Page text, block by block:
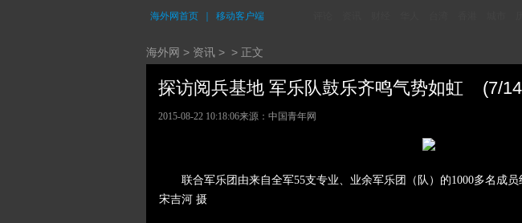
海外网首页 移动客户端
海外网 > 资讯 > > 正文
探访阅兵基地 军乐队鼓乐齐鸣气势如虹 (7/
2015-08-22 10:18:06来源：中国青年网
联合军乐团由来自全军55支专业、业余军乐团（队）的1000多名成
宋吉河 摄